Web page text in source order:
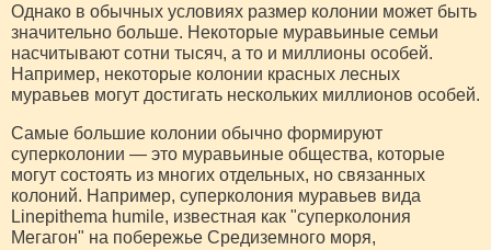
Однако в обычных условиях размер колонии может быть
значительно больше. Некоторые муравьиные семьи
насчитывают сотни тысяч, а то и миллионы особей.
Например, некоторые колонии красных лесных
муравьев могут достигать нескольких миллионов особей.
Самые большие колонии обычно формируют
суперколонии — это муравьиные общества, которые
могут состоять из многих отдельных, но связанных
колоний. Например, суперколония муравьев вида
Linepithema humile, известная как "суперколония
Мегагон" на побережье Средиземного моря,